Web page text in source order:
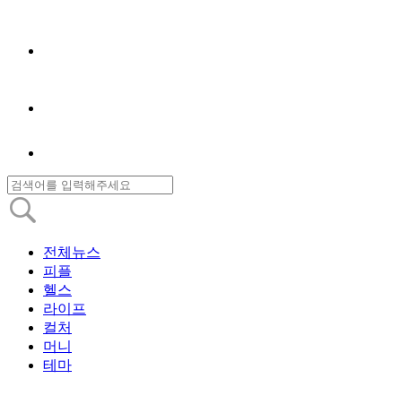
전체뉴스
피플
헬스
라이프
컬처
머니
테마